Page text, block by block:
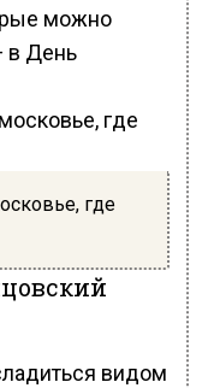
можно
в День
где
видом